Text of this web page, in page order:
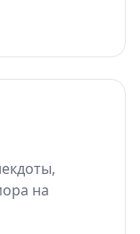
на